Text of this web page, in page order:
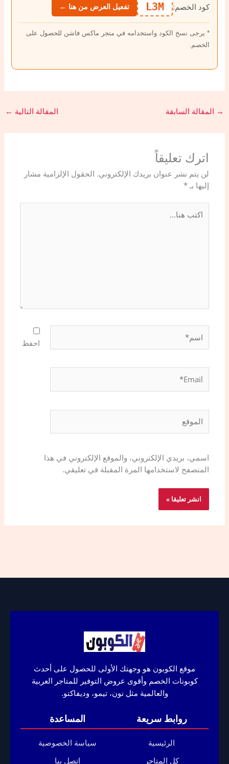
كود الخصم: L3M تفعيل العرض من هنا ←
* يرجى نسخ الكود واستخدامه في متجر ماكس فاشن للحصول على
الخصم.
→ المقالة السابقة المقالة التالية ←
اترك تعليقاً
لن يتم نشر عنوان بريدك الإلكتروني. الحقول الإلزامية مشار
إليها بـ*
هنا...
احفظ
اسمي، بريدي الإلكتروني، والموقع الإلكتروني في هذا
المتصفح لاستخدامها المرة المقبلة في تعليقي.
موقع الكوبون هو وجهتك الأولى للحصول على أحدث
كوبونات الخصم وأقوى عروض التوفير للمتاجر العربية
والعالمية مثل نون، تيمو، وديفاكتو.
روابط سريعة
الرئيسية
كل المتاجر
المساعدة
سياسة الخصوصية
اتصل بنا